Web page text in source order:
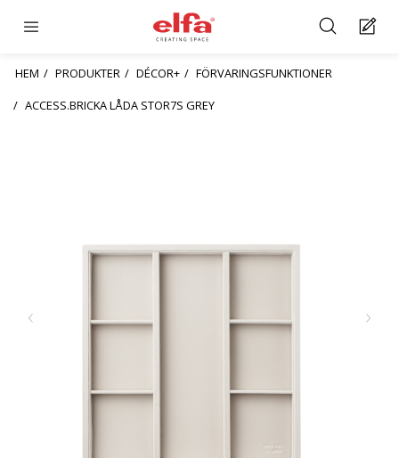
HEM PRODUKTER DÉCOR+
FÖRVARINGSFUNKTIONER
ACCESS.BRICKA LÅDA STOR7S GREY